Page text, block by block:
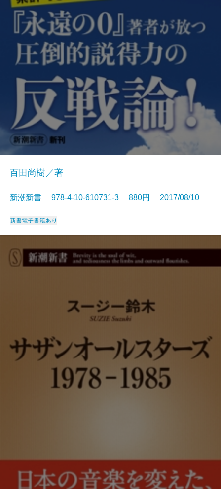
百田尚樹／著
新潮新書 978-4-10-610731-3 880円 2017/08/10
新書電子書籍あり